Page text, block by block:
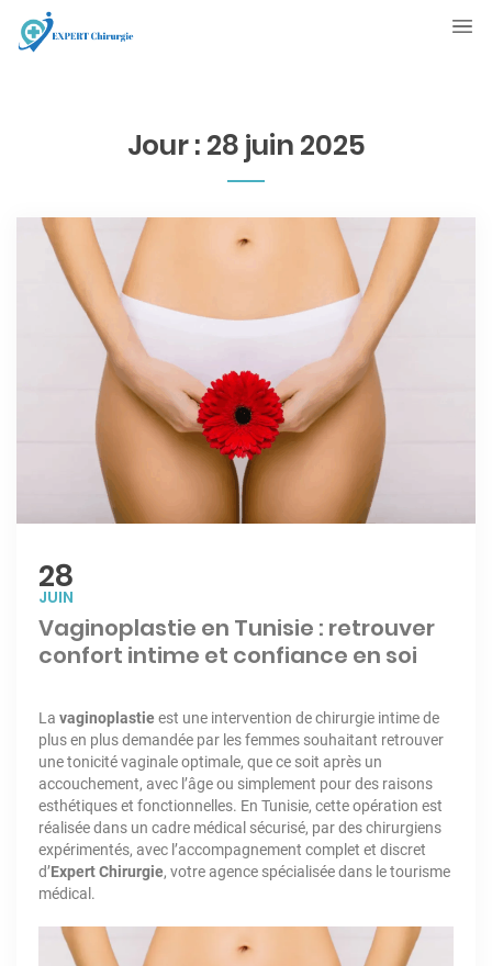
Jour : 28 juin 2025
28
JUIN
Vaginoplastie en Tunisie : retrouver
confort intime et confiance en soi
La vaginoplastieest une intervention dechirurgie intimede
plus en plus demandée par les femmes souhaitant retrouver
une tonicité vaginale optimale, que ce soit après un
accouchement, avec l’âge ou simplement pour des raisons
esthétiques et fonctionnelles. En Tunisie, cette opération est
réalisée dans un cadre médical sécurisé, par des chirurgiens
expérimentés, avec l’accompagnement complet et discret
d’Expert Chirurgie, votre agence spécialisée dans le tourisme
médical.